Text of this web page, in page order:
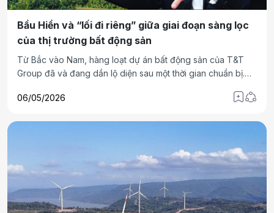
Bầu Hiển và “lối đi riêng” giữa giai đoạn sàng lọc
của thị trường bất động sản
Từ Bắc vào Nam, hàng loạt dự án bất động sản của T&T
Group đã và đang dần lộ diện sau một thời gian chuẩn bị.
đặt ra câu hỏi: bầu Hiển đang theo đuổi cách làm gì trên thị
06/05/2026